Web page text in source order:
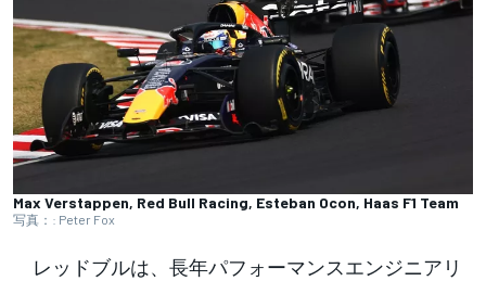
Max Verstappen, Red Bull Racing, Esteban Ocon, Haas F1 Team
写真：: Peter Fox
レッドブルは、長年パフォーマンスエンジニアリ